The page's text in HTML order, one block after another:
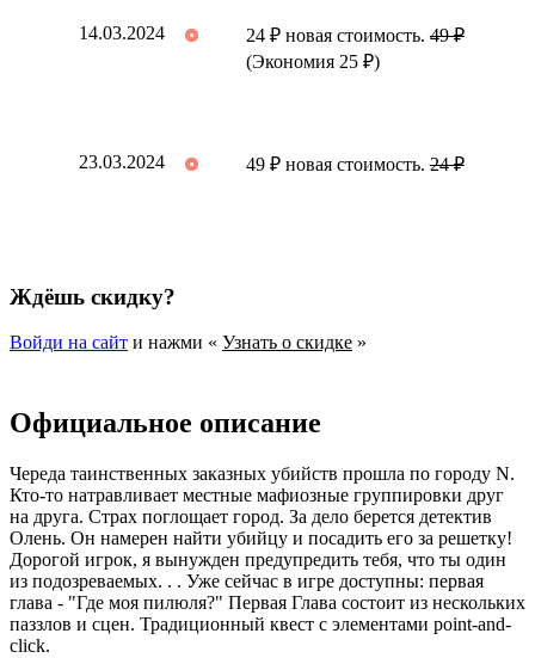
14.03.2024 24 ₽ новая стоимость.49 ₽
(Экономия 25 ₽)
23.03.2024 49 ₽ новая стоимость.24 ₽
Ждёшь скидку?
Войди на сайт и нажми « Узнать о скидке »
Официальное описание
Череда таинственных заказных убийств прошла по городу N.
Кто-то натравливает местные мафиозные группировки друг
на друга. Страх поглощает город. За дело берется детектив
Олень. Он намерен найти убийцу и посадить его за решетку!
Дорогой игрок, я вынужден предупредить тебя, что ты один
из подозреваемых. . . Уже сейчас в игре доступны: первая
глава - "Где моя пилюля?" Первая Глава состоит из нескольких
паззлов и сцен. Традиционный квест с элементами point-and-
click.